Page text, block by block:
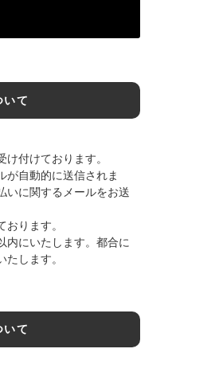
いて
付けております。
が自動的に送信されま
いに関するメールをお送
ります。
内にいたします。都合に
します。
いて